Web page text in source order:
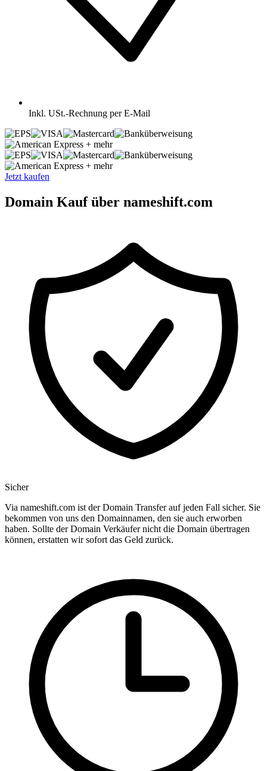
Inkl. USt.-Rechnung per E-Mail
+ mehr
+ mehr
Jetzt kaufen
Domain Kauf über nameshift.com
Sicher
Via nameshift.com ist der Domain Transfer auf jeden Fall sicher. Sie
bekommen von uns den Domainnamen, den sie auch erworben
haben. Sollte der Domain Verkäufer nicht die Domain übertragen
können, erstatten wir sofort das Geld zurück.